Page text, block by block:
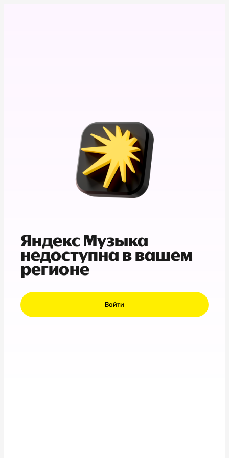
Яндекс Музыка
недоступна в вашем
регионе
Войти